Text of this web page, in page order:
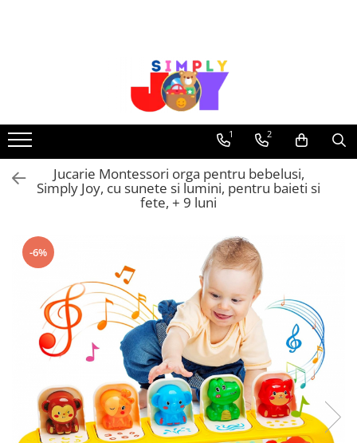
Frumusete, bijuterii, accesorii
fetite
Jucarii educative, interactive
Puzzle si seturi de construit
Sosete dama
1 2
Jucarie Montessori orga pentru bebelusi,
Simply Joy, cu sunete si lumini, pentru baieti si
fete, + 9 luni
-6%